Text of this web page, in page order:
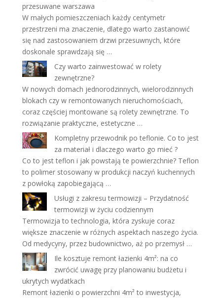
przesuwane warszawa
W małych pomieszczeniach każdy centymetr
przestrzeni ma znaczenie, dlatego warto zastanowić
się nad zastosowaniem drzwi przesuwnych, które
doskonale sprawdzają się …
Czy warto zainwestować w rolety
zewnętrzne?
W nowych domach jednorodzinnych, wielorodzinnych
blokach czy w remontowanych nieruchomościach,
coraz częściej montowane są rolety zewnętrzne. To
rozwiązanie praktyczne, estetyczne …
Kompletny przewodnik po teflonie. Co to jest
za materiał i dlaczego warto go mieć ?
Co to jest teflon i jak powstają te powierzchnie? Teflon
to polimer stosowany w produkcji naczyń kuchennych
z powłoką zapobiegającą …
Usługi z zakresu termowizji – Przydatność
termowizji w życiu codziennym
Termowizja to technologia, która zyskuje coraz
większe znaczenie w różnych aspektach naszego życia.
Od medycyny, przez budownictwo, aż po przemysł …
Ile kosztuje remont łazienki 4m²: na co
zwrócić uwagę przy planowaniu budżetu i
ukrytych wydatkach
Remont łazienki o powierzchni 4m² to inwestycja,